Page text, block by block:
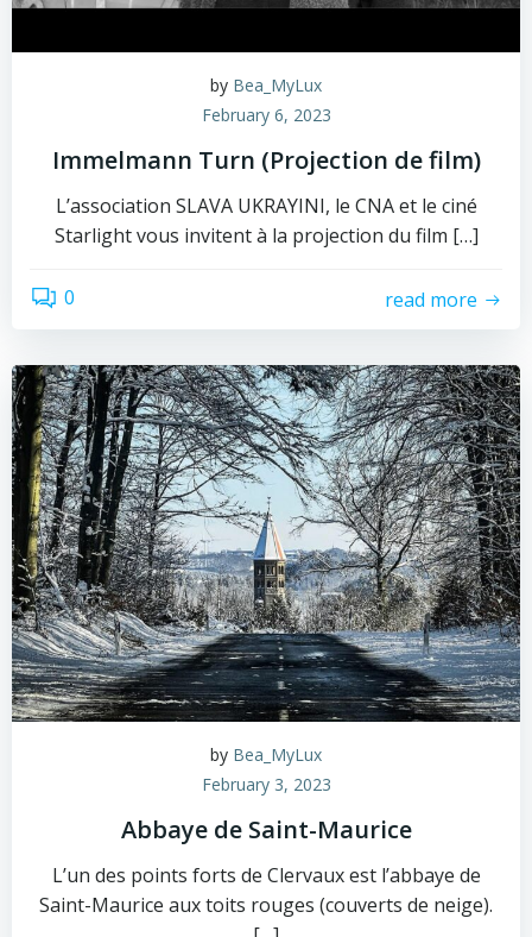
by Bea_MyLux
February 6, 2023
Immelmann Turn (Projection de film)
L’association SLAVA UKRAYINI, le CNA et le ciné
Starlight vous invitent à la projection du film […]
0 read more
by Bea_MyLux
February 3, 2023
Abbaye de Saint-Maurice
L’un des points forts de Clervaux est l’abbaye de
Saint-Maurice aux toits rouges (couverts de neige).